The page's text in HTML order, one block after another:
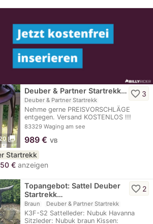
photo_library
Deuber & Partner Startrekk…
Deuber & Partner Startrekk
Nehme gerne PREISVORSCHLÄGE
entgegen. Versand KOSTENLOS !!!
Verkaufe baumlosen…
83329 Waging am see
favorite_border 3
989 € VB
Startrekk
€ anzeigen
Topangebot: Sattel Deuber
Startrekk…
Braun Deuber & Partner Startrekk
K3F-S2 Sattelleder: Nubuk Havanna
Sitzleder: Nubuk braun Kissen:
favorite_border 2